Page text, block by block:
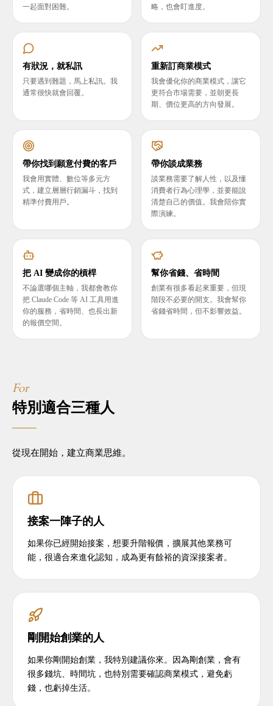
一起面對困難。
略，也會盯進度。
有狀況，就私訊
只要遇到難題，馬上私訊。我
通常很快就會回覆。
重新訂商業模式
我會優化你的商業模式，讓它
更符合市場需要，並朝更長
期、價位更高的方向發展。
帶你找到願意付費的客戶
我會用實體、數位等多元方
式，建立層層行銷漏斗，找到
精準付費用戶。
帶你談成業務
談業務需要了解人性，以及懂
消費者行為心理學，並要能說
清楚自己的價值。我會陪你實
際演練。
把 AI 變成你的槓桿
不論選哪個主軸，我都會教你
把 Claude Code 等 AI 工具用進
你的服務，省時間、也長出新
的報價空間。
幫你省錢、省時間
創業有很多看起來重要，但現
階段不必要的開支。我會幫你
省錢省時間，但不影響效益。
For
特別適合三種人
從現在開始，建立商業思維。
接案一陣子的人
如果你已經開始接案，想要升階報價，擴展其他業務可
能，很適合來進化認知，成為更有餘裕的資深接案者。
剛開始創業的人
如果你剛開始創業，我特別建議你來。因為剛創業，會有
很多錢坑、時間坑，也特別需要確認商業模式，避免虧
錢，也虧掉生活。